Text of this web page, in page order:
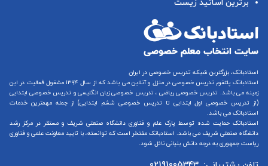
برترین اساتید زیست
استادبانک، بزرگترین شبکه تدریس خصوصی در ایران
استادبانک پلتفرم تدریس خصوصی در منزل و آنلاین
می باشد که از سال ۱۳۹۴ مشغول فعالیت در این
زمینه می باشد. تدریس خصوصی ریاضی ، تدریس خصوصی زبان انگلیسیو تدریس خصوصی ابتدایی
(از تدریس خصوصی اول ابتدایی تا تدریس خصوصی ششم ابتدایی) از جمله مهمترین خدمات
استادبانک می باشد.
استادبانک حمایت شده توسط پارک علم و فناوری دانشگاه صنعتی شریف و مستقر در مرکز رشد
دانشگاه صنعتی شریف می باشد. استادبانک مفتخر است که توانسته، با تایید معاونت علمی و فناوری
ریاست جمهوری به درجه دانش بنیانی نائل شود.